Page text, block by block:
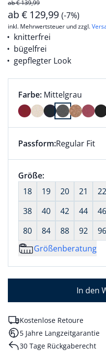
ab € 139,99
ab€ 129,99 (-7%)
inkl. Mehrwertsteuer und zzgl.
knitterfrei
bügelfrei
gepflegter Look
Farbauswahl:
Farbe: aktuell
Mittelgrau
Farbe Mittelgrau
Dieser Artikel hat die
Passform:Regular Fit
Größenauswahl:
Größe:nichts
18
19 20 21 22
38
40 42 44 46
80
84 88 92
96
Größenberatung
In den
Kostenlose Retoure
5 Jahre Langzeitgarantie
30 Tage Rückgaberecht